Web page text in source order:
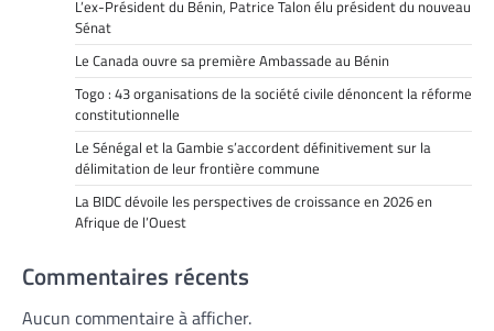
L’ex-Président du Bénin, Patrice Talon élu président du nouveau
Sénat
Le Canada ouvre sa première Ambassade au Bénin
Togo : 43 organisations de la société civile dénoncent la réforme
constitutionnelle
Le Sénégal et la Gambie s’accordent définitivement sur la
délimitation de leur frontière commune
La BIDC dévoile les perspectives de croissance en 2026 en
Afrique de l’Ouest
Commentaires récents
Aucun commentaire à afficher.